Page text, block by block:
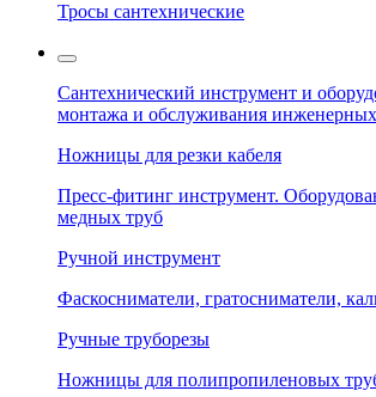
Тросы сантехнические
Сантехнический инструмент и
монтажа и обслуживания
Ножницы для резки кабеля
Пресс-фитинг инструмент.
медных труб
Ручной инструмент
Фаскосниматели, гратосниматели,
Ручные труборезы
Ножницы для полипропиленовых